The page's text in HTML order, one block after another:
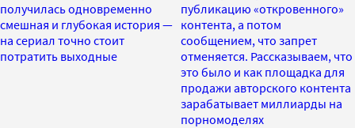
получилась одновременно
смешная и глубокая история —
на сериал точно стоит
потратить выходные
публикацию «откровенного»
контента, а потом
сообщением, что запрет
отменяется. Рассказываем, что
это было и как площадка для
продажи авторского контента
зарабатывает миллиарды на
порномоделях